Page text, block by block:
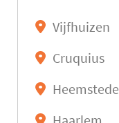
Vijfhuizen
Cruquius
Heemstede